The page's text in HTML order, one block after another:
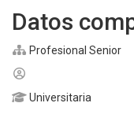
Datos
Profesional Senior
Universitaria